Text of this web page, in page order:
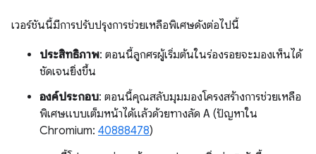
เวอร์ชันนี้มีการปรับปรุงการช่วยเหลือพิเศษดังต่อไปนี้
ประสิทธิภาพ: ตอนนี้ลูกศรผู้เริ่มต้นในร่องรอยจะมองเห็นได้
ชัดเจนยิ่งขึ้น
องค์ประกอบ: ตอนนี้คุณสลับมุมมองโครงสร้างการช่วยเหลือ
พิเศษแบบเต็มหน้าได้แล้วด้วยทางลัด A (ปัญหาใน
Chromium: 40888478)